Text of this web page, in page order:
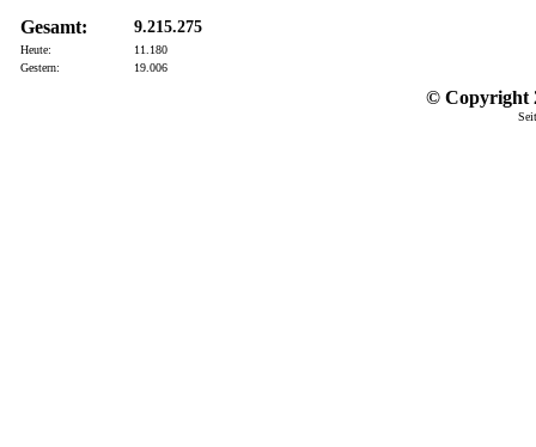
Gesamt: 9.215.275
Heute:
11.180
Gestern:
19.006
© Copyright